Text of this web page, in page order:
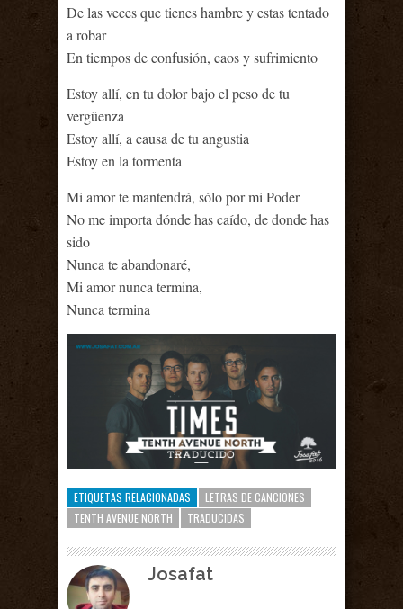
De las veces que tienes hambre y estas tentado
a robar
En tiempos de confusión, caos y sufrimiento
Estoy allí, en tu dolor bajo el peso de tu
vergüenza
Estoy allí, a causa de tu angustia
Estoy en la tormenta
Mi amor te mantendrá, sólo por mi Poder
No me importa dónde has caído, de donde has
sido
Nunca te abandonaré,
Mi amor nunca termina,
Nunca termina
ETIQUETAS RELACIONADAS
LETRAS DE CANCIONES
TENTH AVENUE NORTH
TRADUCIDAS
Josafat